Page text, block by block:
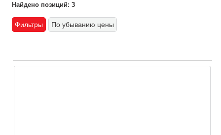
Найдено позиций: 3
Фильтры По убыванию цены